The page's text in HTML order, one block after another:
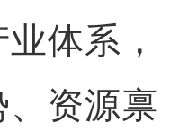
体系，
资源禀